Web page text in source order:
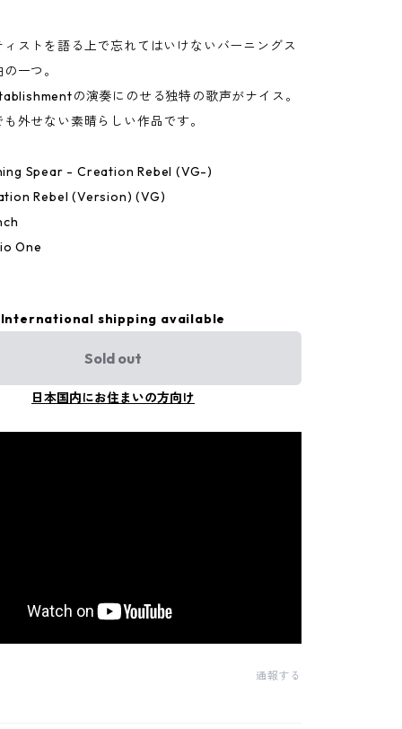
ィストを語る上で忘れてはいけないバーニングス
一つ。
の演奏にのせる独特の歌声がナイス。
外せない素晴らしい作品です。
Spear - Creation Rebel (VG-)
Rebel (Version) (VG)
One
International shipping available
Sold out
日本国内にお住まいの方向け
通報する